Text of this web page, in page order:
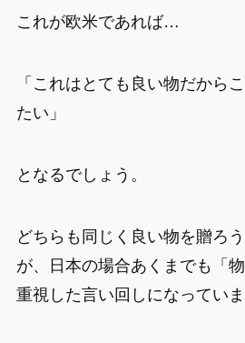
これが欧米であれば…
「これはとても良い物だから
たい」
となるでしょう。
どちらも同じく良い物を贈ろ
が、日本の場合あくまでも「
重視した言い回しになっていま